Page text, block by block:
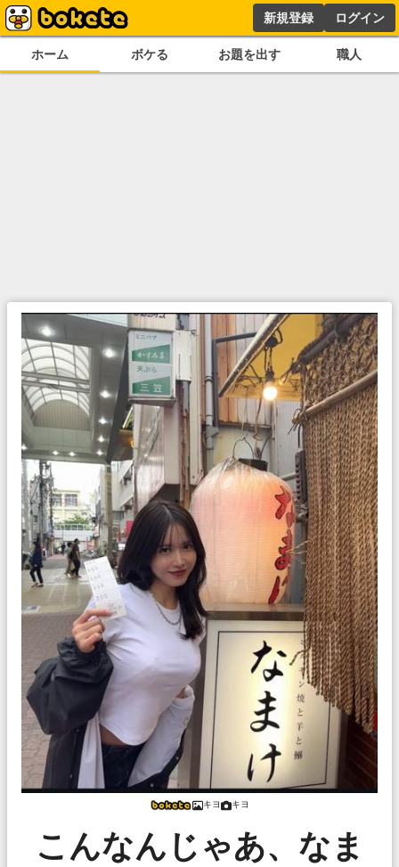
新規登録 ログイン
ホーム ボケる お題を出す 職人
キヨ キヨ
こんなんじゃあ、なま